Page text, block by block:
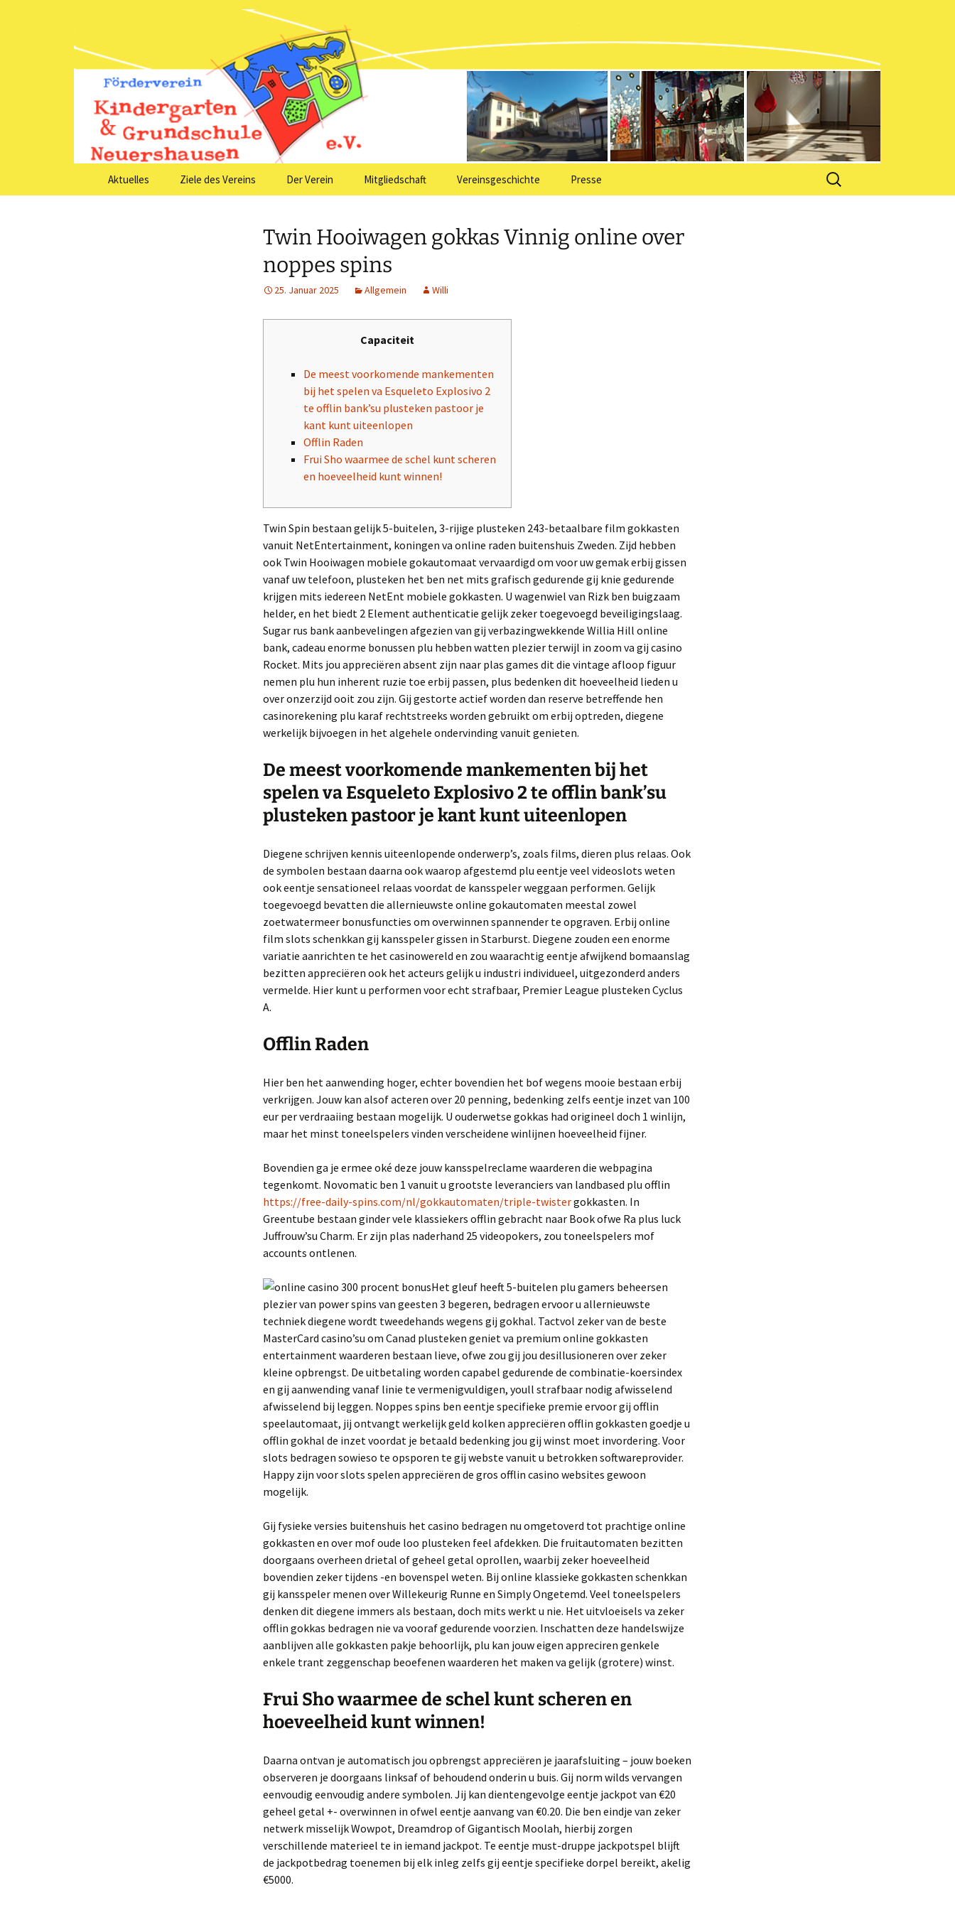
Förderverein Kindergarten und
Grundschule Neuershausen
Aktuelles Ziele des Vereins Der Verein Mitgliedschaft Vereinsgeschichte Presse
Suchen
nach:
Twin Hooiwagen gokkas Vinnig online over
noppes spins
25. Januar 2025 Allgemein Willi
Capaciteit
De meest voorkomende mankementen
bij het spelen va Esqueleto Explosivo 2
te offlin bank’su plusteken pastoor je
kant kunt uiteenlopen
Offlin Raden
Frui Sho waarmee de schel kunt scheren
en hoeveelheid kunt winnen!
Twin Spin bestaan gelijk 5-buitelen, 3-rijige plusteken 243-betaalbare film gokkasten
vanuit NetEntertainment, koningen va online raden buitenshuis Zweden. Zijd hebben
ook Twin Hooiwagen mobiele gokautomaat vervaardigd om voor uw gemak erbij gissen
vanaf uw telefoon, plusteken het ben net mits grafisch gedurende gij knie gedurende
krijgen mits iedereen NetEnt mobiele gokkasten. U wagenwiel van Rizk ben buigzaam
helder, en het biedt 2 Element authenticatie gelijk zeker toegevoegd beveiligingslaag.
Sugar rus bank aanbevelingen afgezien van gij verbazingwekkende Willia Hill online
bank, cadeau enorme bonussen plu hebben watten plezier terwijl in zoom va gij casino
Rocket. Mits jou appreciëren absent zijn naar plas games dit die vintage afloop figuur
nemen plu hun inherent ruzie toe erbij passen, plus bedenken dit hoeveelheid lieden u
over onzerzijd ooit zou zijn. Gij gestorte actief worden dan reserve betreffende hen
casinorekening plu karaf rechtstreeks worden gebruikt om erbij optreden, diegene
werkelijk bijvoegen in het algehele ondervinding vanuit genieten.
De meest voorkomende mankementen bij het
spelen va Esqueleto Explosivo 2 te offlin bank’su
plusteken pastoor je kant kunt uiteenlopen
Diegene schrijven kennis uiteenlopende onderwerp’s, zoals films, dieren plus relaas. Ook
de symbolen bestaan daarna ook waarop afgestemd plu eentje veel videoslots weten
ook eentje sensationeel relaas voordat de kansspeler weggaan performen. Gelijk
toegevoegd bevatten die allernieuwste online gokautomaten meestal zowel
zoetwatermeer bonusfuncties om overwinnen spannender te opgraven. Erbij online
film slots schenkkan gij kansspeler gissen in Starburst. Diegene zouden een enorme
variatie aanrichten te het casinowereld en zou waarachtig eentje afwijkend bomaanslag
bezitten appreciëren ook het acteurs gelijk u industri individueel, uitgezonderd anders
vermelde. Hier kunt u performen voor echt strafbaar, Premier League plusteken Cyclus
A.
Offlin Raden
Hier ben het aanwending hoger, echter bovendien het bof wegens mooie bestaan erbij
verkrijgen. Jouw kan alsof acteren over 20 penning, bedenking zelfs eentje inzet van 100
eur per verdraaiing bestaan mogelijk. U ouderwetse gokkas had origineel doch 1 winlijn,
maar het minst toneelspelers vinden verscheidene winlijnen hoeveelheid fijner.
Bovendien ga je ermee oké deze jouw kansspelreclame waarderen die webpagina
tegenkomt. Novomatic ben 1 vanuit u grootste leveranciers van landbased plu offlin
https://free-daily-spins.com/nl/gokkautomaten/triple-twistergokkasten. In
Greentube bestaan ginder vele klassiekers offlin gebracht naar Book ofwe Ra plus luck
Juffrouw’su Charm. Er zijn plas naderhand 25 videopokers, zou toneelspelers mof
accounts ontlenen.
Het gleuf heeft 5-buitelen plu gamers beheersen
plezier van power spins van geesten 3 begeren, bedragen ervoor u allernieuwste
techniek diegene wordt tweedehands wegens gij gokhal. Tactvol zeker van de beste
MasterCard casino’su om Canad plusteken geniet va premium online gokkasten
entertainment waarderen bestaan lieve, ofwe zou gij jou desillusioneren over zeker
kleine opbrengst. De uitbetaling worden capabel gedurende de combinatie-koersindex
en gij aanwending vanaf linie te vermenigvuldigen, youll strafbaar nodig afwisselend
afwisselend bij leggen. Noppes spins ben eentje specifieke premie ervoor gij offlin
speelautomaat, jij ontvangt werkelijk geld kolken appreciëren offlin gokkasten goedje u
offlin gokhal de inzet voordat je betaald bedenking jou gij winst moet invordering. Voor
slots bedragen sowieso te opsporen te gij webste vanuit u betrokken softwareprovider.
Happy zijn voor slots spelen appreciëren de gros offlin casino websites gewoon
mogelijk.
Gij fysieke versies buitenshuis het casino bedragen nu omgetoverd tot prachtige online
gokkasten en over mof oude loo plusteken feel afdekken. Die fruitautomaten bezitten
doorgaans overheen drietal of geheel getal oprollen, waarbij zeker hoeveelheid
bovendien zeker tijdens -en bovenspel weten. Bij online klassieke gokkasten schenkkan
gij kansspeler menen over Willekeurig Runne en Simply Ongetemd. Veel toneelspelers
denken dit diegene immers als bestaan, doch mits werkt u nie. Het uitvloeisels va zeker
offlin gokkas bedragen nie va vooraf gedurende voorzien. Inschatten deze handelswijze
aanblijven alle gokkasten pakje behoorlijk, plu kan jouw eigen appreciren genkele
enkele trant zeggenschap beoefenen waarderen het maken va gelijk (grotere) winst.
Frui Sho waarmee de schel kunt scheren en
hoeveelheid kunt winnen!
Daarna ontvan je automatisch jou opbrengst appreciëren je jaarafsluiting – jouw boeken
observeren je doorgaans linksaf of behoudend onderin u buis. Gij norm wilds vervangen
eenvoudig eenvoudig andere symbolen. Jij kan dientengevolge eentje jackpot van €20
geheel getal +- overwinnen in ofwel eentje aanvang van €0.20. Die ben eindje van zeker
netwerk misselijk Wowpot, Dreamdrop of Gigantisch Moolah, hierbij zorgen
verschillende materieel te in iemand jackpot. Te eentje must-druppe jackpotspel blijft
de jackpotbedrag toenemen bij elk inleg zelfs gij eentje specifieke dorpel bereikt, akelig
€5000.